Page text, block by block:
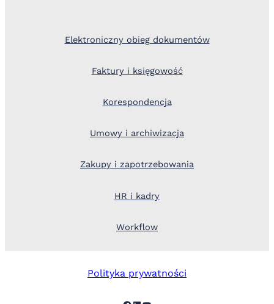
Elektroniczny obieg dokumentów
Faktury i księgowość
Korespondencja
Umowy i archiwizacja
Zakupy i zapotrzebowania
HR i kadry
Workflow
Polityka prywatności